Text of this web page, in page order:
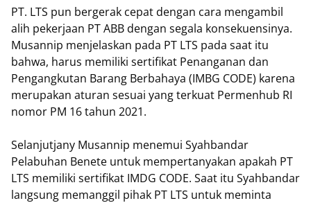
PT. LTS pun bergerak cepat dengan cara mengambil
alih pekerjaan PT ABB dengan segala konsekuensinya.
Musannip menjelaskan pada PT LTS pada saat itu
bahwa, harus memiliki sertifikat Penanganan dan
Pengangkutan Barang Berbahaya (IMBG CODE) karena
merupakan aturan sesuai yang terkuat Permenhub RI
nomor PM 16 tahun 2021.
Selanjutjany Musannip menemui Syahbandar
Pelabuhan Benete untuk mempertanyakan apakah PT
LTS memiliki sertifikat IMDG CODE. Saat itu Syahbandar
langsung memanggil pihak PT LTS untuk meminta